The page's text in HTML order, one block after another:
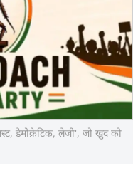
डेमोक्रेटिक, लेजी', जो खुद को